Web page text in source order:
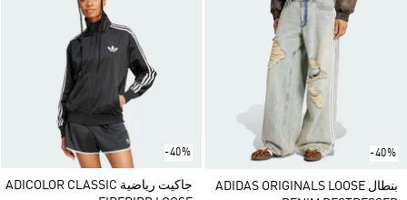
-40%
بنطال ADIDAS ORIGINALS LOOSE
-40%
جاكيت رياضية ADICOLOR CLASSIC